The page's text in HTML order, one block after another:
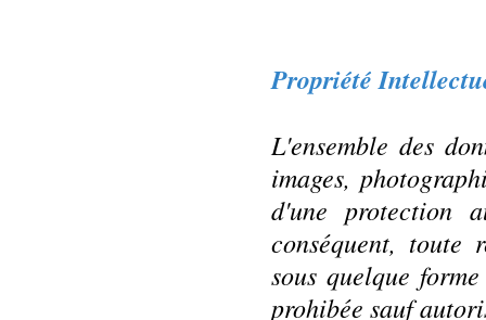
Propriété
L'ensemble des
images,
d'une protection
conséquent, toute
sous quelque
prohibée sauf